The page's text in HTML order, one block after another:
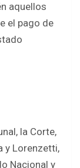
aquellos
el pago de
la Corte,
y Lorenzetti,
Nacional y